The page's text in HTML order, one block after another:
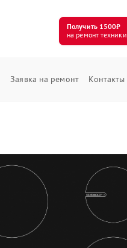
Получить 1500₽
на ремонт техники
Заявка на ремонт Контакты